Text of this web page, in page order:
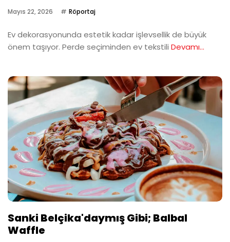
Mayıs 22, 2026 Röportaj
Ev dekorasyonunda estetik kadar işlevsellik de büyük
önem taşıyor. Perde seçiminden ev tekstili Devamı...
Sanki Belçika'daymış Gibi; Balbal
Waffle